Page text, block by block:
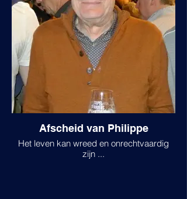
Afscheid van Philippe
Het leven kan wreed en onrechtvaardig
zijn ...